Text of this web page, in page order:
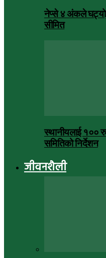
नेप्से ४ अंकले घट्यो,
सीमित
स्थानीयलाई १००
समितिको निर्देशन
जीवनशैली